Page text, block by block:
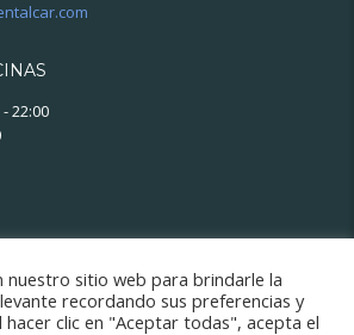
22:00
nuestro sitio web para brindarle la
recordando sus preferencias y
hacer clic en "Aceptar todas", acepta el